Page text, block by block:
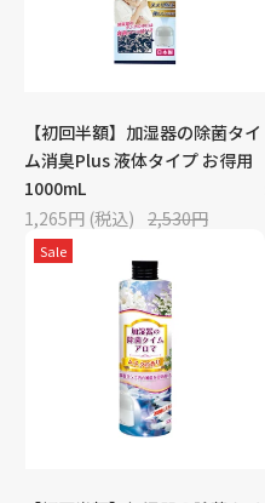
【初回半額】加湿器の除菌タイ
ム消臭Plus 液体タイプ お得用
1000mL
1,265円 (税込) 2,530円
Sale